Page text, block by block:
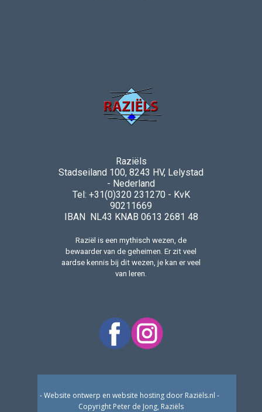
Raziëls
Stadseiland 100, 8243 HV, Lelystad
- Nederland
Tel: +31(0)320 231270 - KvK
90211669
IBAN NL43 KNAB 0613 2681 48
Raziël is een mythisch wezen, de
bewaarder van de geheimen. Er zit veel
aardse kennis bij dit wezen, je kan er veel
van leren.
- Website ontwerp en website hosting door Raziëls.nl -
Copyright Peter de Jong, Raziëls